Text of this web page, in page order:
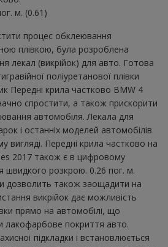
м. (0.61)
процес обклеювання
плівкою, була розроблена
лекал (викрійок) для авто. Готова
поліуретанової плівки
Передні крила частково BMW 4
спростити, а також прискорити
автомобіля. Лекала для
і останніх моделей автомобілів
вигляді. Передні крила частково на
2017 також є в цифровому
швидкого розкрою. 0.26 пог. м.
дозволить також заощадити на
викрійок дає можливість
прямо на автомобілі, що
лакофарбове покриття авто.
підкладки і встановлюється